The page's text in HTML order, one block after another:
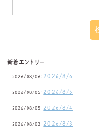
新着エントリー
2026/08/06： 2026/8/6
2026/08/05： 2026/8/5
2026/08/05： 2026/8/4
2026/08/03： 2026/8/3